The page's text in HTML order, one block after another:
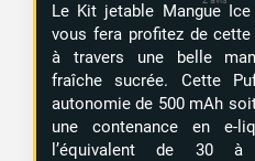
Le Kit jetable Mangue
vous fera profitez de
à travers une belle
fraîche sucrée. Cette
autonomie de 500 mAh
une contenance en e-
l’équivalent de 30 à